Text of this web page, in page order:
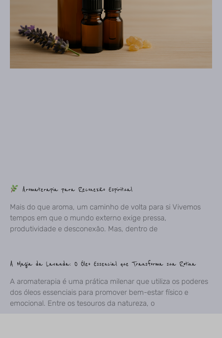
Aromaterapia para Reconexão Espiritual
Mais do que aroma, um caminho de volta para si Vivemos
tempos em que o mundo externo exige pressa,
produtividade e desconexão. Mas, dentro de
A Magia da Lavanda: O Óleo Essencial que Transforma sua Rotina
A aromaterapia é uma prática milenar que utiliza os poderes
dos óleos essenciais para promover bem-estar físico e
emocional. Entre os tesouros da natureza, o